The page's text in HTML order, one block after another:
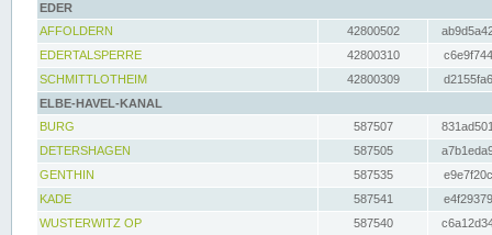
EDER
AFFOLDERN
42800502
EDERTALSPERRE
42800310
SCHMITTLOTHEIM
42800309
ELBE-HAVEL-KANAL
BURG
587507
DETERSHAGEN
587505
GENTHIN
587535
KADE
587541
WUSTERWITZ OP
587540